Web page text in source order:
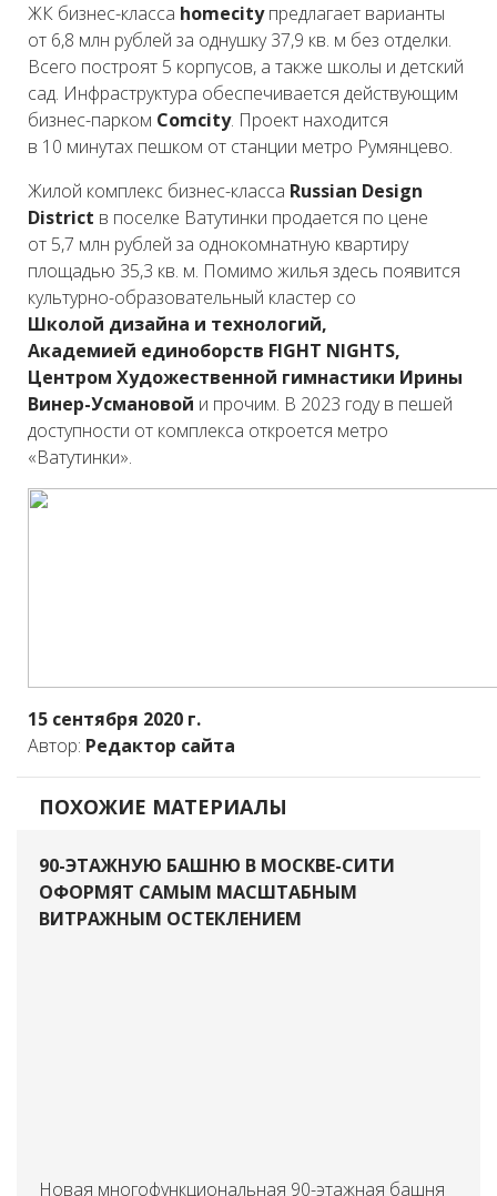
ЖК бизнес-класса homecityпредлагает варианты
от 6,8 млн рублей за однушку 37,9 кв. м без отделки.
Всего построят 5 корпусов, а также школы и детский
сад. Инфраструктура обеспечивается действующим
бизнес-парком Сomcity. Проект находится
в 10 минутах пешком от станции метро Румянцево.
Жилой комплекс бизнес-класса Russian Design
District в поселке Ватутинки продается по цене
от 5,7 млн рублей за однокомнатную квартиру
площадью 35,3 кв. м. Помимо жилья здесь появится
культурно-образовательный кластер со
Школой дизайна и технологий,
Академией единоборств FIGHT NIGHTS,
Центром Художественной гимнастики Ирины
Винер-Усмановой и прочим. В 2023 году в пешей
доступности от комплекса откроется метро
«Ватутинки».
15 сентября 2020 г.
Автор: Редактор сайта
ПОХОЖИЕ МАТЕРИАЛЫ
90-ЭТАЖНУЮ БАШНЮ В МОСКВЕ-СИТИ
ОФОРМЯТ САМЫМ МАСШТАБНЫМ
ВИТРАЖНЫМ ОСТЕКЛЕНИЕМ
Новая многофункциональная 90-этажная башня